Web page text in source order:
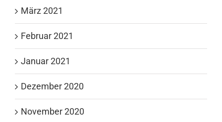
März 2021
Februar 2021
Januar 2021
Dezember 2020
November 2020